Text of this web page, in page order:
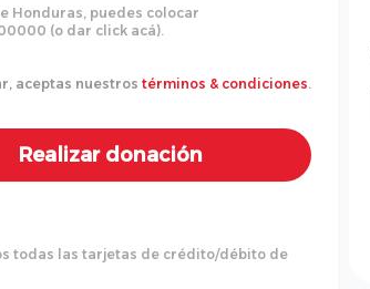
Honduras, puedes colocar
(o dar click acá).
aceptas nuestros términos & condiciones.
todas las tarjetas de crédito/débito de